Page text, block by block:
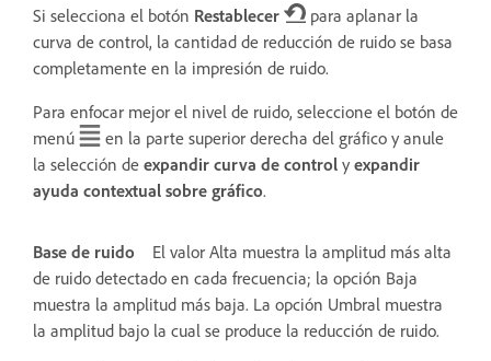
Si selecciona el botón Restablecer
para aplanar la
curva de control, la cantidad de reducción de ruido se basa
completamente en la impresión de ruido.
Para enfocar mejor el nivel de ruido, seleccione el botón de
menú
en la parte superior derecha del gráfico y anule
la selección de expandir curva de control y expandir
ayuda contextual sobre gráfico.
Base de ruido
El valor Alta muestra la amplitud más alta
de ruido detectado en cada frecuencia; la opción Baja
muestra la amplitud más baja. La opción Umbral muestra
la amplitud bajo la cual se produce la reducción de ruido.